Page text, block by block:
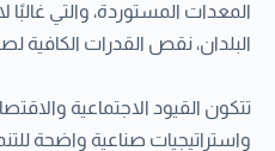
المعدات المستوردة، والتي غالبًا
البلدان، نقص القدرات الكافية
تتكون القيود الاجتماعية
واستراتيجيات صناعية واضحة